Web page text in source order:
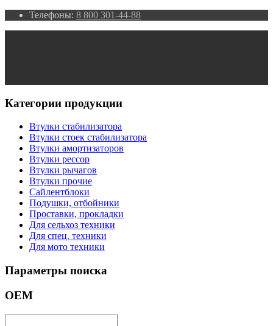
Телефоны: 8 800 301-44-88
Категории продукции
Втулки стабилизатора
Втулки стоек стабилизатора
Втулки амортизаторов
Втулки рессор
Втулки рычагов
Втулки прочие
Сайлентблоки
Подушки, отбойники
Проставки, прокладки
Для сельхоз техники
Для спец. техники
Для мото техники
Параметры поиска
ОЕМ